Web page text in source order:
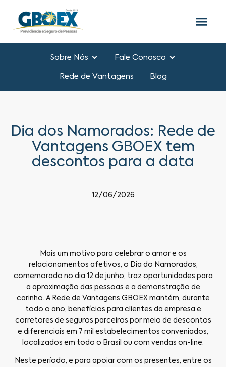
Sobre Nós Fale Conosco
Rede de Vantagens Blog
Dia dos Namorados: Rede de
Vantagens GBOEX tem
descontos para a data
12/06/2026
Mais um motivo para celebrar o amor e os
relacionamentos afetivos, o Dia do Namorados,
comemorado no dia 12 de junho, traz oportunidades para
a aproximação das pessoas e a demonstração de
carinho. A Rede de Vantagens GBOEX mantém, durante
todo o ano, benefícios para clientes da empresa e
corretores de seguros parceiros por meio de descontos
e diferenciais em 7 mil estabelecimentos conveniados,
localizados em todo o Brasil ou com vendas on-line.
Neste período, e para apoiar com os presentes, entre os